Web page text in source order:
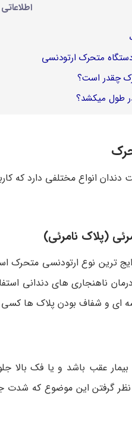
متحرک ارتودنسی
چقدر است؟
طول میکشد؟
(پلاک نامرئی)
ترین نوع ارتودنسی متحرک
ناهنجاری های دندانی
ای و شفاف بودن پلاک ها
عقب باشد و یا فک بالا
نظر گرفتن این موضوع که شدت